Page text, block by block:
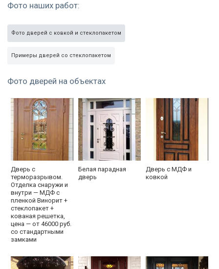
Фото наших работ:
Фото дверей с ковкой и стеклопакетом
Примеры дверей со стеклопакетом
Фото дверей на объектах
Дверь с
терморазрывом.
Отделка снаружи и
внутри — МДФ с
пленкой Винорит +
стеклопакет +
кованая решетка,
цена — от 46000 руб.
со стандартными
замками
Белая парадная
дверь
Дверь с МДФ и
ковкой